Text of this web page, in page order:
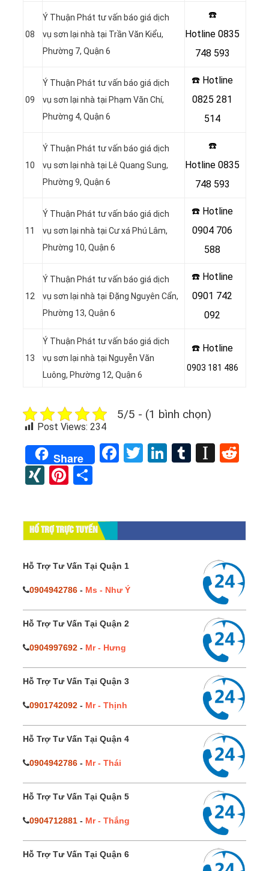
08
Ý Thuận Phát tư vấn báo giá dịch
vụ sơn lại nhà tại Trần Văn Kiểu,
Phường 7, Quận 6
☎️
Hotline 0835
748 593
09
Ý Thuận Phát tư vấn báo giá dịch
vụ sơn lại nhà tại Phạm Văn Chí,
Phường 4, Quận 6
☎️ Hotline
0825 281
514
10
Ý Thuận Phát tư vấn báo giá dịch
vụ sơn lại nhà tại Lê Quang Sung,
Phường 9, Quận 6
☎️
Hotline 0835
748 593
11
Ý Thuận Phát tư vấn báo giá dịch
vụ sơn lại nhà tại Cư xá Phú Lâm,
Phường 10, Quận 6
☎️ Hotline
0904 706
588
12
Ý Thuận Phát tư vấn báo giá dịch
vụ sơn lại nhà tại Đặng Nguyên Cẩn,
Phường 13, Quận 6
☎️ Hotline
0901 742
092
13
Ý Thuận Phát tư vấn báo giá dịch
vụ sơn lại nhà tại Nguyễn Văn
Luông, Phường 12, Quận 6
☎️ Hotline
0903 181 486
5/5 - (1 bình chọn)
Post Views: 234
Share Facebook
TwitterLinkedIn
Tumblr
XINGPinterest
HỔ TRỢ TRỰC TUYẾN
Hỗ Trợ Tư Vấn Tại Quận 1
0904942786 - Ms - Như Ý
Hỗ Trợ Tư Vấn Tại Quận 2
0904997692 - Mr - Hưng
Hỗ Trợ Tư Vấn Tại Quận 3
0901742092 - Mr - Thịnh
Hỗ Trợ Tư Vấn Tại Quận 4
0904942786 - Mr - Thái
Hỗ Trợ Tư Vấn Tại Quận 5
0904712881 - Mr - Thắng
Hỗ Trợ Tư Vấn Tại Quận 6